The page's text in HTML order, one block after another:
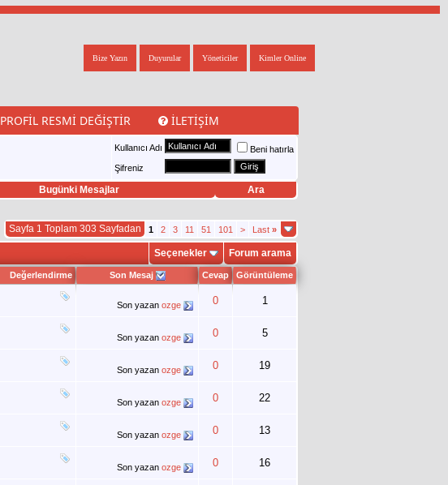
Kimler Online
Yöneticiler
Duyurular
Bize Yazın
PROFIL RESMI DEĞIŞTIR İLETIŞIM
Kullanıcı Adı
Beni hatırla
Şifreniz
Bugünki Mesajlar Ara
Sayfa 1 Toplam 303 Sayfadan 1 2 3 11 51 101 > Last »
Seçenekler Forum arama
Değerlendirme Son Mesaj Cevap Görüntüleme
Son yazan ozge 0 1
Son yazan ozge 0 5
Son yazan ozge 0 19
Son yazan ozge 0 22
Son yazan ozge 0 13
Son yazan ozge 0 16